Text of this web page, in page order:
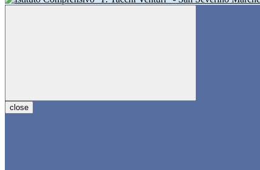
close